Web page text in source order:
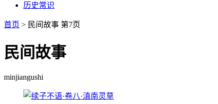
历史常识
首页 > 民间故事 第7页
民间故事
minjiangushi